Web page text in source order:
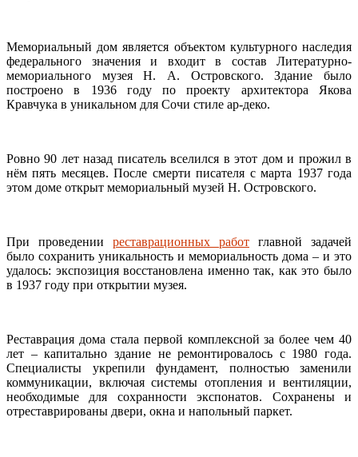
Мемориальный дом является объектом культурного наследия
федерального значения и входит в состав Литературно-
мемориального музея Н. А. Островского. Здание было
построено в 1936 году по проекту архитектора Якова
Кравчука в уникальном для Сочи стиле ар-деко.
Ровно 90 лет назад писатель вселился в этот дом и прожил в
нём пять месяцев. После смерти писателя с марта 1937 года
этом доме открыт мемориальный музей Н. Островского.
При проведении реставрационных работ главной задачей
было сохранить уникальность и мемориальность дома – и это
удалось: экспозиция восстановлена именно так, как это было
в 1937 году при открытии музея.
Реставрация дома стала первой комплексной за более чем 40
лет – капитально здание не ремонтировалось с 1980 года.
Специалисты укрепили фундамент, полностью заменили
коммуникации, включая системы отопления и вентиляции,
необходимые для сохранности экспонатов. Сохранены и
отреставрированы двери, окна и напольный паркет.